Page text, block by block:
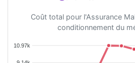
Coût total pour l'Assurance
conditionnement du
10.97k